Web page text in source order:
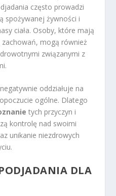
często prowadzi
spożywanej żywności i
ciała. Osoby, które mają
mogą również
związanymi z
negatywnie oddziałuje na
ogólne. Dlatego
tych przyczyn i
kontrolę nad swoimi
unikanie niezdrowych
DLA